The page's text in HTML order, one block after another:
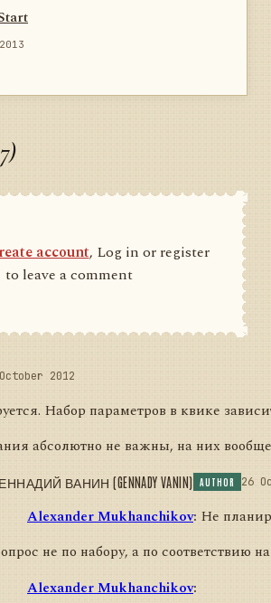
account, Log in or register
to leave a comment
2012
Набор параметров в квике
абсолютно не важны, на них
ВАНИН (GENNADY VANIN) AUTHOR 26
Alexander Mukhanchikov: Не
не по набору, а по соответствию
Alexander Mukhanchikov: